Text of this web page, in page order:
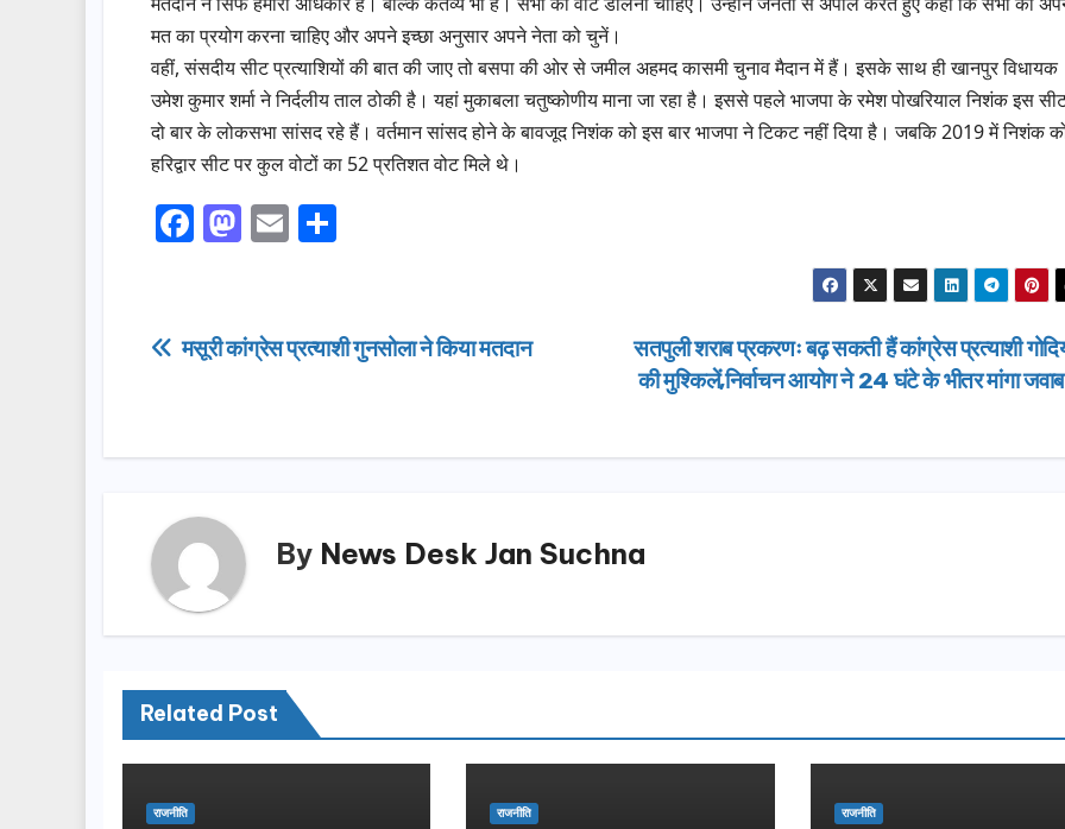
मत का प्रयोग करना चाहिए और अपने इच्छा अनुसार अपने नेता को चुनें।
वहीं, संसदीय सीट प्रत्याशियों की बात की जाए तो बसपा की ओर से जमील अहमद कासमी चुनाव मैदान में हैं। इसके साथ ही खानपुर विधायक
उमेश कुमार शर्मा ने निर्दलीय ताल ठोकी है। यहां मुकाबला चतुष्कोणीय माना जा रहा है। इससे पहले भाजपा के रमेश पोखरियाल निशंक इस
दो बार के लोकसभा सांसद रहे हैं। वर्तमान सांसद होने के बावजूद निशंक को इस बार भाजपा ने टिकट नहीं दिया है। जबकि 2019 में निशंक
हरिद्वार सीट पर कुल वोटों का 52 प्रतिशत वोट मिले थे।
F
e
b
o
M
o
d
n
E
e
Post
सतपुली शराब प्रकरणः बढ़ सकती हैं कांग्रेस प्रत्याशी
की मुश्किलें,निर्वाचन आयोग ने 24 घंटे के भीतर मांगा जवाब
मसूरी कांग्रेस प्रत्याशी गुनसोला ने किया मतदान
By News Desk Jan Suchna
Related Post
राजनीति राजनीति राजनीति
से जुड़ी 12
ग्रीनफील्ड